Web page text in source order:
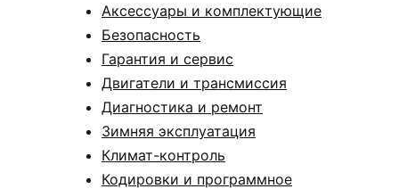
Аксессуары и комплектующие
Безопасность
Гарантия и сервис
Двигатели и трансмиссия
Диагностика и ремонт
Зимняя эксплуатация
Климат-контроль
Кодировки и программное